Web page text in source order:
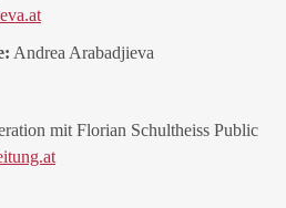
Andrea Arabadjieva
mit Florian Schultheiss Public